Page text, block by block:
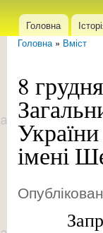
Головне меню
Головна
Головна» Вміст
8
імені